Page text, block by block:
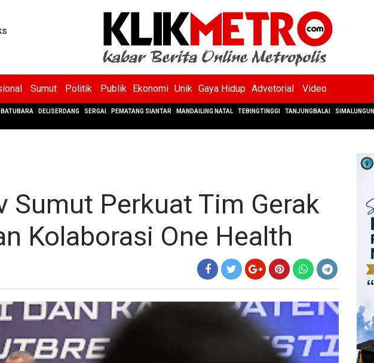
Sumut Politik Publik Ekonomi Unik Gaya Hidup Advetorial Video
BATUBARA DELISERDANG SERGAI PEMATANG SIANTAR MANDAILING NATAL TEBINGTINGGI TANJUNGBALAI SIMALUNGUN
Sumut Perkuat Tim Gerak
Kolaborasi One Health